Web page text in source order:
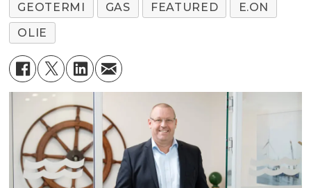
GEOTERMI
GAS FEATURED
E.ON
OLIE